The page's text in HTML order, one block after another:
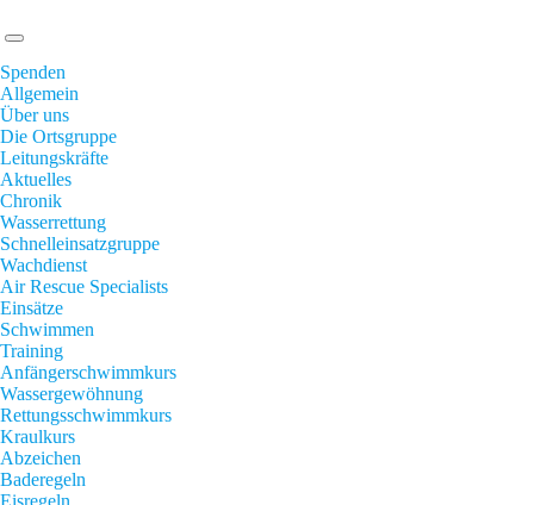
Spenden
Allgemein
Über uns
Die Ortsgruppe
Leitungskräfte
Aktuelles
Chronik
Wasserrettung
Schnelleinsatzgruppe
Wachdienst
Air Rescue Specialists
Einsätze
Schwimmen
Training
Anfängerschwimmkurs
Wassergewöhnung
Rettungsschwimmkurs
Kraulkurs
Abzeichen
Baderegeln
Eisregeln